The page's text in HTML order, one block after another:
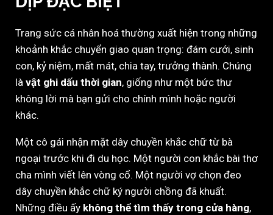
Trang sức cá nhân hoá thường xuất hiện trong những
khoảnh khắc chuyển giao quan trọng: đám cưới, sinh
con, kỷ niệm, mất mát, chia tay, trưởng thành. Chúng
là vật ghi dấu thời gian, giống như một bức thư
không lời mà bạn gửi cho chính mình hoặc người
khác.
Một cô gái nhận mặt dây chuyền khắc chữ từ bà
ngoại trước khi đi du học. Một người con khắc bài thơ
cha mình viết lên vòng cổ. Một người vợ chọn đeo
dây chuyền khắc chữ ký người chồng đã khuất.
Những điều ấy không thể tìm thấy trong cửa hàng,